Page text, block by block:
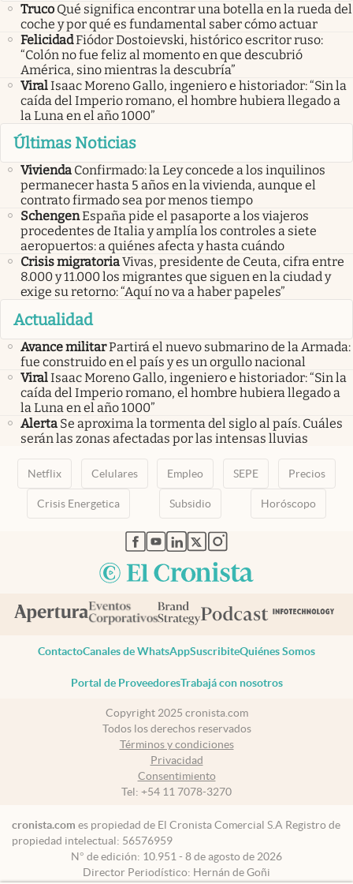
Truco Qué significa encontrar una botella en la rueda del
coche y por qué es fundamental saber cómo actuar
FelicidadFiódor Dostoievski, histórico escritor ruso:
“Colón no fue feliz al momento en que descubrió
América, sino mientras la descubría”
ViralIsaac Moreno Gallo, ingeniero e historiador: “Sin la
caída del Imperio romano, el hombre hubiera llegado a
la Luna en el año 1000”
Últimas Noticias
Vivienda Confirmado: la Ley concede a los inquilinos
permanecer hasta 5 años en la vivienda, aunque el
contrato firmado sea por menos tiempo
SchengenEspaña pide el pasaporte a los viajeros
procedentes de Italia y amplía los controles a siete
aeropuertos: a quiénes afecta y hasta cuándo
Crisis migratoriaVivas, presidente de Ceuta, cifra entre
8.000 y 11.000 los migrantes que siguen en la ciudad y
exige su retorno: “Aquí no va a haber papeles”
Actualidad
Avance militarPartirá el nuevo submarino de la Armada:
fue construido en el país y es un orgullo nacional
ViralIsaac Moreno Gallo, ingeniero e historiador: “Sin la
caída del Imperio romano, el hombre hubiera llegado a
la Luna en el año 1000”
Alerta Se aproxima la tormenta del siglo al país. Cuáles
serán las zonas afectadas por las intensas lluvias
Netflix Celulares Empleo SEPE Precios
Crisis Energetica Subsidio Horóscopo
abre en nueva pestaña
abre en nueva pestaña
abre en nueva pestaña
abre en nueva pestaña
abre en nueva pestaña
ContactoCanales de WhatsAppSuscribiteQuiénes Somos
Portal de ProveedoresTrabajá con nosotros
Copyright 2025 cronista.com
Todos los derechos reservados
Términos y condiciones
Privacidad
Consentimiento
Tel: +54 11 7078-3270
cronista.com es propiedad de El Cronista Comercial S.A Registro de
propiedad intelectual: 56576959
N° de edición: 10.951 - 8 de agosto de 2026
Director Periodístico: Hernán de Goñi